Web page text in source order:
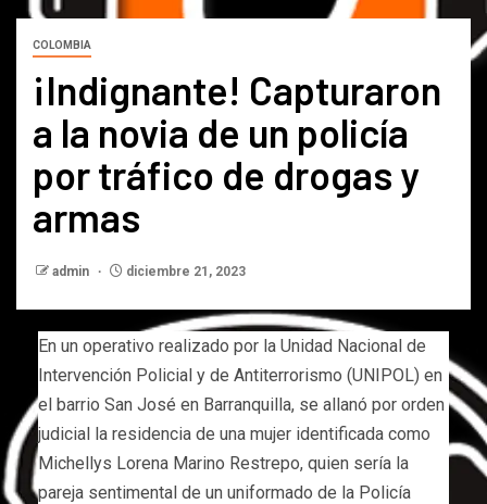
COLOMBIA
¡Indignante! Capturaron
a la novia de un policía
por tráfico de drogas y
armas
admin diciembre 21, 2023
En un operativo realizado por la Unidad Nacional de
Intervención Policial y de Antiterrorismo (UNIPOL) en
el barrio San José en Barranquilla, se allanó por orden
judicial la residencia de una mujer identificada como
Michellys Lorena Marino Restrepo, quien sería la
pareja sentimental de un uniformado de la Policía